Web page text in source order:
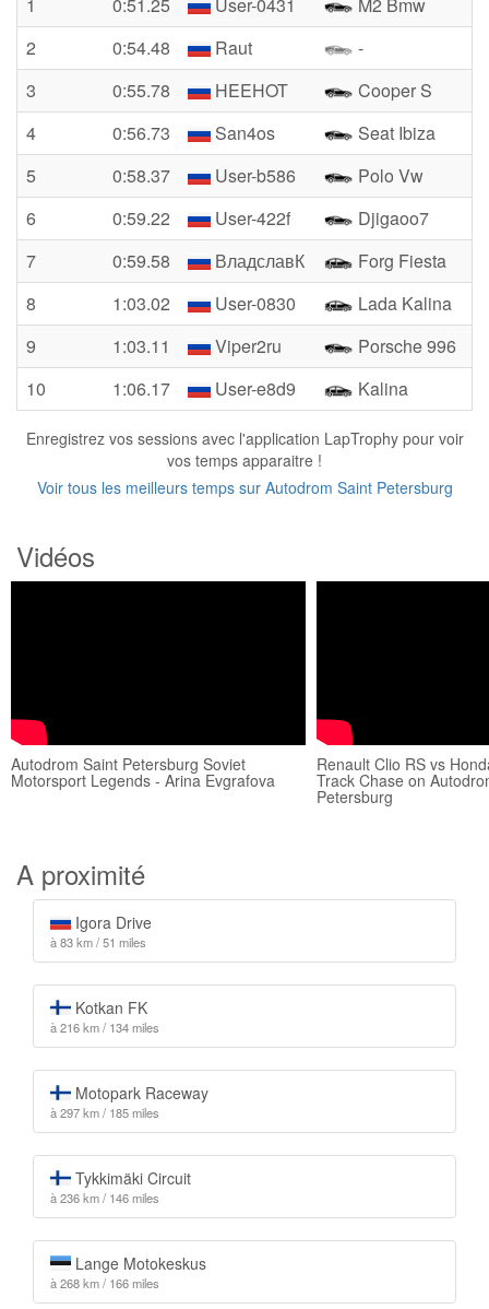
2
0:54.48 Raut
-
3
0:55.78 HEEHOT
Cooper S
4
0:56.73 San4os
Seat Ibiza
5
0:58.37 User-b586
Polo Vw
6
0:59.22 User-422f
Djigaoo7
7
0:59.58 ВладславК
Forg Fiesta
8
1:03.02 User-0830
Lada Kalina
9
1:03.11 Viper2ru
Porsche 996
10
1:06.17 User-e8d9 Kalina
Enregistrez vos sessions avec l'application LapTrophy pour voir
vos temps apparaitre !
Voir tous les meilleurs temps sur Autodrom Saint Petersburg
Vidéos
Autodrom Saint Petersburg Soviet
Motorsport Legends - Arina Evgrafova
Renault Clio RS vs
Track Chase on
Petersburg
A proximité
Igora Drive
à 83 km / 51 miles
Kotkan FK
à 216 km / 134 miles
Motopark Raceway
à 297 km / 185 miles
Tykkimäki Circuit
à 236 km / 146 miles
Lange Motokeskus
à 268 km / 166 miles